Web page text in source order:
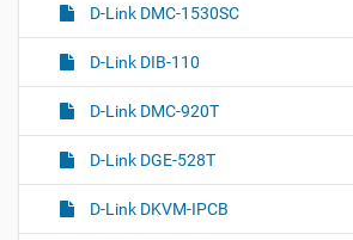
D-Link DMC-1530SC
D-Link DIB-110
D-Link DMC-920T
D-Link DGE-528T
D-Link DKVM-IPCB